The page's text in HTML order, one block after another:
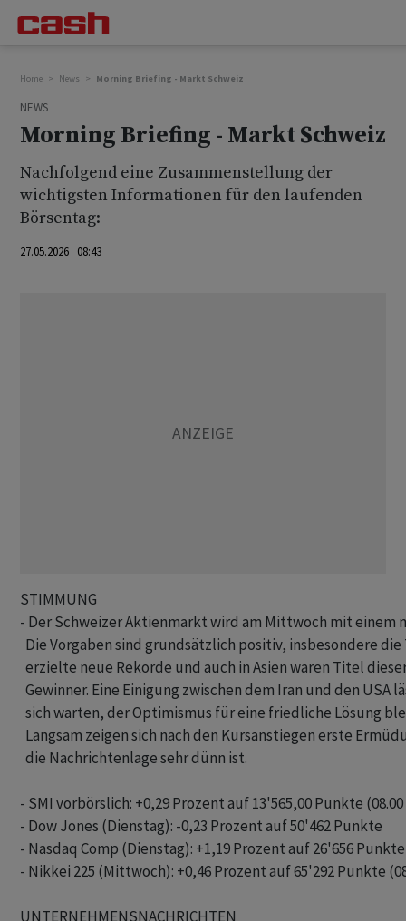
Home News Morning Briefing - Markt Schweiz
NEWS
Morning Briefing - Markt Schweiz
Nachfolgend eine Zusammenstellung der
wichtigsten Informationen für den laufenden
Börsentag:
27.05.2026 08:43
STIMMUNG
- Der Schweizer Aktienmarkt wird am Mittwoch mit einem
Die Vorgaben sind grundsätzlich positiv, insbesondere
erzielte neue Rekorde und auch in Asien waren Titel
Gewinner. Eine Einigung zwischen dem Iran und den USA
sich warten, der Optimismus für eine friedliche Lösung
Langsam zeigen sich nach den Kursanstiegen erste
  die Nachrichtenlage sehr dünn ist.
- SMI vorbörslich: +0,29 Prozent auf 13'565,00 Punkte
- Dow Jones (Dienstag): -0,23 Prozent auf 50'462 Punkte
- Nasdaq Comp (Dienstag): +1,19 Prozent auf 26'656 Punkte
- Nikkei 225 (Mittwoch): +0,46 Prozent auf 65'292 Punkte
UNTERNEHMENSNACHRICHTEN